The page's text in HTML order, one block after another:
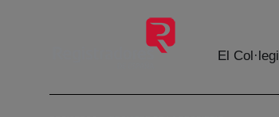
Salta al contingut principal
El Col·legi